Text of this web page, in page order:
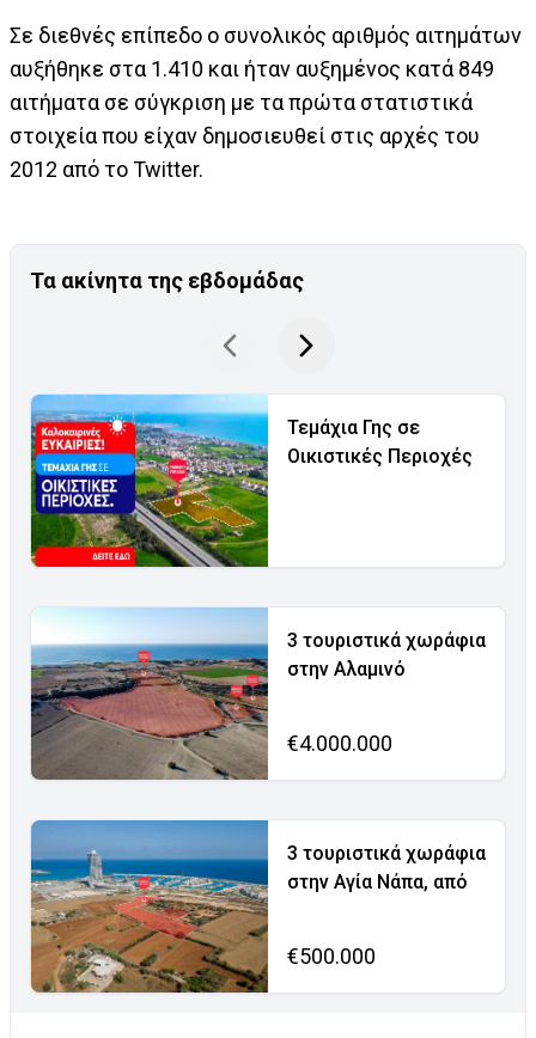
Σε διεθνές επίπεδο ο συνολικός αριθμός αιτημάτων
αυξήθηκε στα 1.410 και ήταν αυξημένος κατά 849
αιτήματα σε σύγκριση με τα πρώτα στατιστικά
στοιχεία που είχαν δημοσιευθεί στις αρχές του
2012 από το Twitter.
Τα ακίνητα της εβδομάδας
Τεμάχια Γης σε
Οικιστικές Περιοχές
3 τουριστικά χωράφια
στην Αλαμινό
€4.000.000
3 τουριστικά χωράφια
στην Αγία Νάπα, από
€500.000